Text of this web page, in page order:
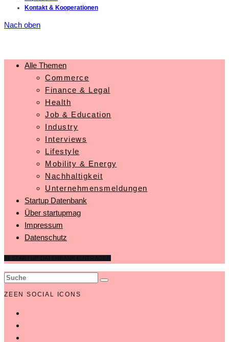
Kontakt & Kooperationen
Nach oben
Alle Themen
Commerce
Finance & Legal
Health
Job & Education
Industry
Interviews
Lifestyle
Mobility & Energy
Nachhaltigkeit
Unternehmensmeldungen
Startup Datenbank
Über startupmag
Impressum
Datenschutz
ZEEN SOCIAL ICONS